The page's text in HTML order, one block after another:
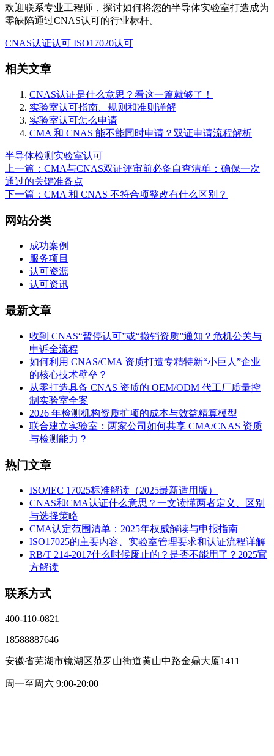
欢迎联系专业工程师，探讨如何将您的半导体实验室打造成为
零缺陷通过CNAS认可的行业标杆。
CNAS认证认可 ISO17020认可
相关文章
CNAS认证是什么意思？看这一篇就够了！
实验室认可指南、规则和准则详解
实验室认可怎么申请
CMA 和 CNAS 能不能同时申请？双证申请流程解析
半导体检测 实验室认可
上一篇：CMA与CNAS双证评审前必备自查清单：确保一次
通过的关键准备点
下一篇：CMA 和 CNAS 不符合项整改有什么区别？
网站分类
成功案例
服务项目
认可资源
认可资讯
最新文章
收到 CNAS“暂停认可”或“撤销资质”通知？危机公关与
申诉全流程
如何利用 CNAS/CMA 资质打造专精特新“小巨人”企业
的核心技术壁垒？
从零打造具备 CNAS 资质的 OEM/ODM 代工厂质量控
制实验室全案
2026 年检测机构资质扩项的成本与效益精算模型
联合建立实验室：两家公司如何共享 CMA/CNAS 资质
与检测能力？
热门文章
ISO/IEC 17025标准解读（2025最新适用版）
CNAS和CMA认证什么意思？一文读懂两者定义、区别
与选择策略
CMA认定范围清单：2025年权威解读与申报指南
ISO17025的主要内容、实验室管理要求和认证流程详解
RB/T 214-2017什么时候废止的？是否不能用了？2025官
方解读
联系方式
400-110-0821
18588887646
安徽省芜湖市镜湖区范罗山街道黄山中路金鼎大厦1411
周一至周六 9:00-20:00